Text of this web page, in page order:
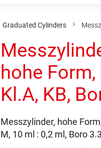
Graduated Cylinders
hohe Form,
Kl.A, KB,
Messzylinder, hohe
M, 10 ml : 0,2 ml, Boro 3.3